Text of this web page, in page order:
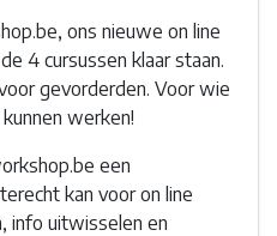
ons nieuwe on line
4 cursussen klaar staan.
gevorderden. Voor wie
werken!
een
kan voor on line
info uitwisselen en